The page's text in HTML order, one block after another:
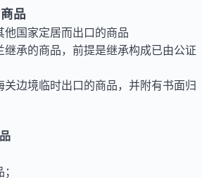
品
他国家定居而出口的商品
继承的商品，前提是继承构成已由公证
关边境临时出口的商品，并附有书面归